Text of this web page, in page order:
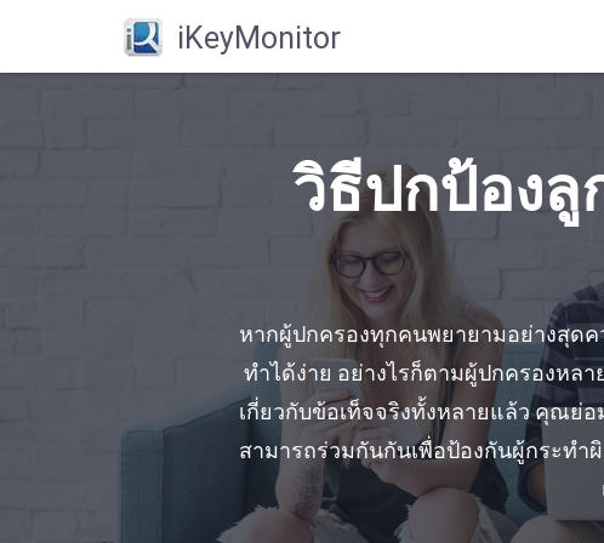
iKeyMonitor
วิธีปกป้องลู
หากผู้ปกครองทุกคนพยายามอย่างสุดค
ทำได้ง่าย อย่างไรก็ตามผู้ปกครองหล
เกี่ยวกับข้อเท็จจริงทั้งหลายแล้ว คุณย่
สามารถร่วมกันกันเพื่อป้องกันผู้กระทํ